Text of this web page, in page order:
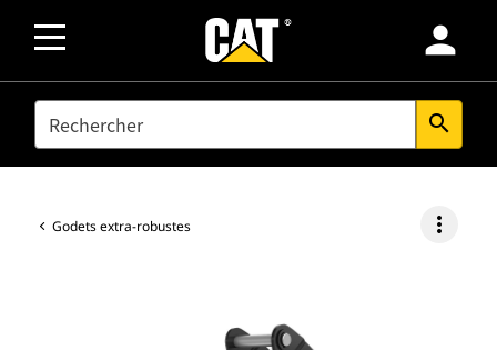
person
SEARCH search
Godets extra-robustes more_vert